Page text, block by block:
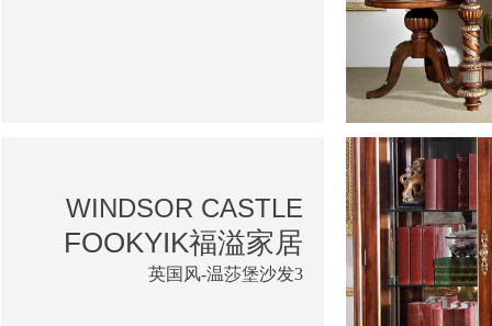
WINDSOR CASTLE
FOOKYIK福溢家居
英国风-温莎堡沙发3